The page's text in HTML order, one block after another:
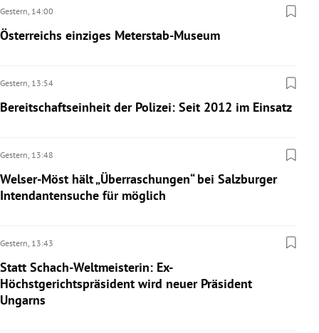
Gestern, 14:00
Österreichs einziges Meterstab-Museum
Gestern, 13:54
Bereitschaftseinheit der Polizei: Seit 2012 im Einsatz
Gestern, 13:48
Welser-Möst hält „Überraschungen“ bei Salzburger
Intendantensuche für möglich
Gestern, 13:43
Statt Schach-Weltmeisterin: Ex-
Höchstgerichtspräsident wird neuer Präsident
Ungarns